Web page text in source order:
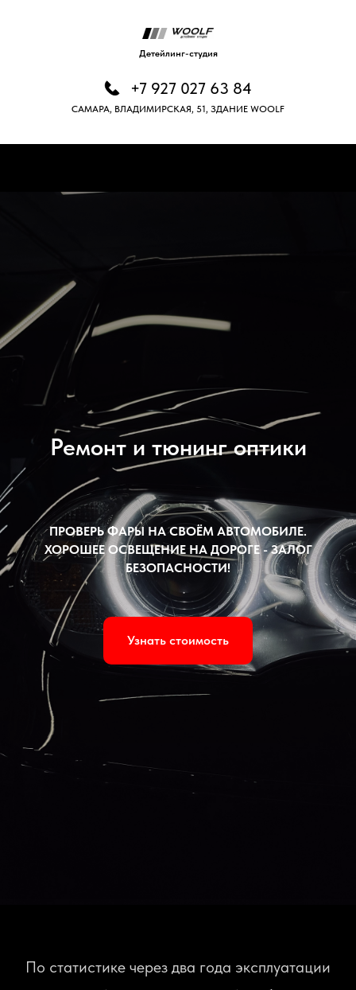
Детейлинг-студия
+7 927 027 63 84
САМАРА, ВЛАДИМИРСКАЯ, 51, ЗДАНИЕ WOOLF
Ремонт и тюнинг оптики
ПРОВЕРЬ ФАРЫ НА СВОЁМ АВТОМОБИЛЕ.
ХОРОШЕЕ ОСВЕЩЕНИЕ НА ДОРОГЕ - ЗАЛОГ
БЕЗОПАСНОСТИ!
Узнать стоимость
По статистике через два года эксплуатации